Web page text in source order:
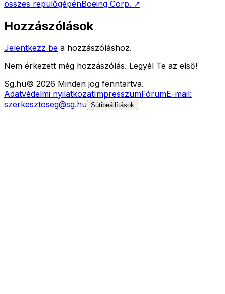
összes repülőgépénBoeing Corp. ↗
Hozzászólások
Jelentkezz be a hozzászóláshoz.
Nem érkezett még hozzászólás. Legyél Te az első!
Sg.hu© 2026 Minden jog fenntartva.
Adatvédelmi nyilatkozatImpresszumFórumE-mail:
szerkesztoseg@sg.hu Sütibeállítások